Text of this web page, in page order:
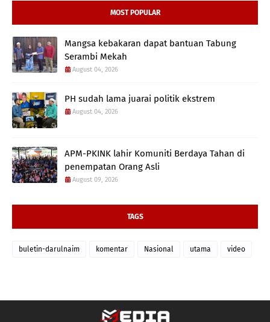
MOST POPULAR
Mangsa kebakaran dapat bantuan Tabung
Serambi Mekah
August 04, 2026
PH sudah lama juarai politik ekstrem
August 04, 2026
APM-PKINK lahir Komuniti Berdaya Tahan di
penempatan Orang Asli
August 09, 2026
TAGS
buletin-darulnaim komentar Nasional utama video